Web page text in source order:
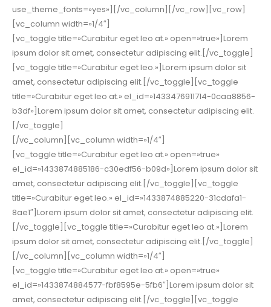
use_theme_fonts=»yes»][/vc_column][/vc_row][vc_row]
[vc_column width=»1/4″]
[vc_toggle title=»Curabitur eget leo at.» open=»true»]Lorem
ipsum dolor sit amet, consectetur adipiscing elit.[/vc_toggle]
[vc_toggle title=»Curabitur eget leo.»]Lorem ipsum dolor sit
amet, consectetur adipiscing elit.[/vc_toggle][vc_toggle
title=»Curabitur eget leo at.» el_id=»1433476911714-0caa8856-
b3df»]Lorem ipsum dolor sit amet, consectetur adipiscing elit.
[/vc_toggle]
[/vc_column][vc_column width=»1/4″]
[vc_toggle title=»Curabitur eget leo at.» open=»true»
el_id=»1433874885186-c30edf56-b09d»]Lorem ipsum dolor sit
amet, consectetur adipiscing elit.[/vc_toggle][vc_toggle
title=»Curabitur eget leo.» el_id=»1433874885220-31cdafa1-
8ae1″]Lorem ipsum dolor sit amet, consectetur adipiscing elit.
[/vc_toggle][vc_toggle title=»Curabitur eget leo at.»]Lorem
ipsum dolor sit amet, consectetur adipiscing elit.[/vc_toggle]
[/vc_column][vc_column width=»1/4″]
[vc_toggle title=»Curabitur eget leo at.» open=»true»
el_id=»1433874884577-fbf8595e-5fb6″]Lorem ipsum dolor sit
amet, consectetur adipiscing elit.[/vc_toggle][vc_toggle